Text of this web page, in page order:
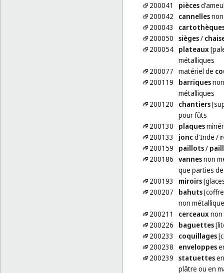
200041
pièces
200042
cannellesnon
200043
200050 sièges/
200054 plateaux
métalliques
200077 matériel de
200119
barriques
métalliques
200120
chantiers
pour fûts
200130
plaques
200133
joncd'Inde /
200159
paillots/
200186 vannesnon
que parties
200193
miroirs
200207
bahuts
non
200211
cerceauxnon
200226
baguettes
200233
coquillages
200238
enveloppes
200239 statuettes
plâtre ou en